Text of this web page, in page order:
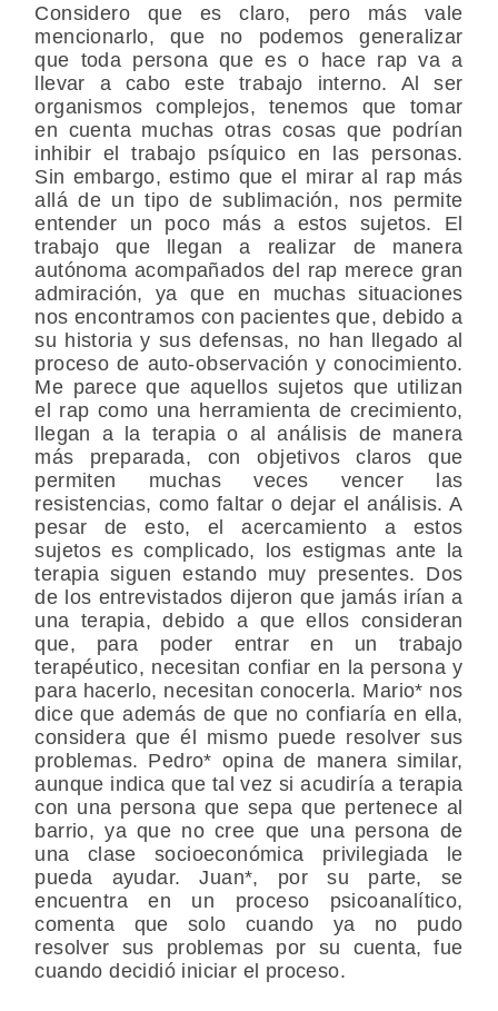
Considero que es claro, pero más vale
mencionarlo, que no podemos generalizar
que toda persona que es o hace rap va a
llevar a cabo este trabajo interno. Al ser
organismos complejos, tenemos que tomar
en cuenta muchas otras cosas que podrían
inhibir el trabajo psíquico en las personas.
Sin embargo, estimo que el mirar al rap más
allá de un tipo de sublimación, nos permite
entender un poco más a estos sujetos. El
trabajo que llegan a realizar de manera
autónoma acompañados del rap merece gran
admiración, ya que en muchas situaciones
nos encontramos con pacientes que, debido a
su historia y sus defensas, no han llegado al
proceso de auto-observación y conocimiento.
Me parece que aquellos sujetos que utilizan
el rap como una herramienta de crecimiento,
llegan a la terapia o al análisis de manera
más preparada, con objetivos claros que
permiten muchas veces vencer las
resistencias, como faltar o dejar el análisis. A
pesar de esto, el acercamiento a estos
sujetos es complicado, los estigmas ante la
terapia siguen estando muy presentes. Dos
de los entrevistados dijeron que jamás irían a
una terapia, debido a que ellos consideran
que, para poder entrar en un trabajo
terapéutico, necesitan confiar en la persona y
para hacerlo, necesitan conocerla. Mario* nos
dice que además de que no confiaría en ella,
considera que él mismo puede resolver sus
problemas. Pedro* opina de manera similar,
aunque indica que tal vez si acudiría a terapia
con una persona que sepa que pertenece al
barrio, ya que no cree que una persona de
una clase socioeconómica privilegiada le
pueda ayudar. Juan*, por su parte, se
encuentra en un proceso psicoanalítico,
comenta que solo cuando ya no pudo
resolver sus problemas por su cuenta, fue
cuando decidió iniciar el proceso.